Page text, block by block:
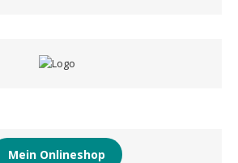
Mein Onlineshop